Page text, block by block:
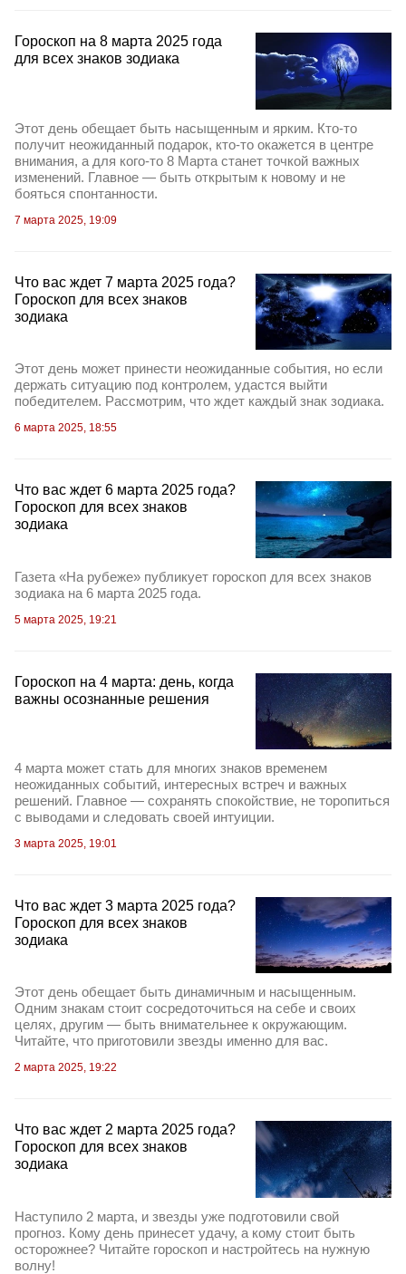
Гороскоп на 8 марта 2025 года
для всех знаков зодиака
Этот день обещает быть насыщенным и ярким. Кто-то
получит неожиданный подарок, кто-то окажется в центре
внимания, а для кого-то 8 Марта станет точкой важных
изменений. Главное — быть открытым к новому и не
бояться спонтанности.
7 марта 2025, 19:09
Что вас ждет 7 марта 2025 года?
Гороскоп для всех знаков
зодиака
Этот день может принести неожиданные события, но если
держать ситуацию под контролем, удастся выйти
победителем. Рассмотрим, что ждет каждый знак зодиака.
6 марта 2025, 18:55
Что вас ждет 6 марта 2025 года?
Гороскоп для всех знаков
зодиака
Газета «На рубеже» публикует гороскоп для всех знаков
зодиака на 6 марта 2025 года.
5 марта 2025, 19:21
Гороскоп на 4 марта: день, когда
важны осознанные решения
4 марта может стать для многих знаков временем
неожиданных событий, интересных встреч и важных
решений. Главное — сохранять спокойствие, не торопиться
с выводами и следовать своей интуиции.
3 марта 2025, 19:01
Что вас ждет 3 марта 2025 года?
Гороскоп для всех знаков
зодиака
Этот день обещает быть динамичным и насыщенным.
Одним знакам стоит сосредоточиться на себе и своих
целях, другим — быть внимательнее к окружающим.
Читайте, что приготовили звезды именно для вас.
2 марта 2025, 19:22
Что вас ждет 2 марта 2025 года?
Гороскоп для всех знаков
зодиака
Наступило 2 марта, и звезды уже подготовили свой
прогноз. Кому день принесет удачу, а кому стоит быть
осторожнее? Читайте гороскоп и настройтесь на нужную
волну!